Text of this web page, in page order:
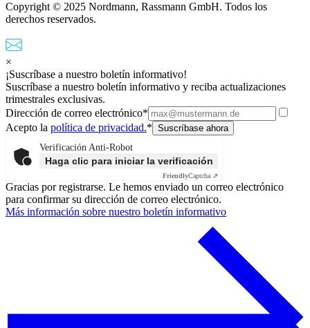
Copyright © 2025 Nordmann, Rassmann GmbH. Todos los
derechos reservados.
×
¡Suscríbase a nuestro boletín informativo!
Suscríbase a nuestro boletín informativo y reciba actualizaciones
trimestrales exclusivas.
Dirección de correo electrónico*
Acepto la política de privacidad.*
Verificación Anti-Robot
Haga clic para iniciar la verificación
FriendlyCaptcha ⇗
Gracias por registrarse. Le hemos enviado un correo electrónico
para confirmar su dirección de correo electrónico.
Más información sobre nuestro boletín informativo